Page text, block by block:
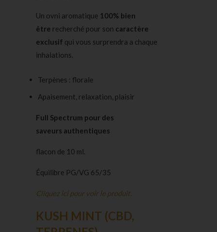
Un ovni aromatique 100% bien
être recherché pour son caractère
exclusif qui vous surprendra a chaque
inhalations.
Terpènes : florale
Apaisement, relaxation, plaisir
Full Spectrum pour des
saveurs authentiques
flacon de 10 ml.
Équilibre PG/VG 65/35
Cliquez ici pour voir le produit.
KUSH MINT (CBD,